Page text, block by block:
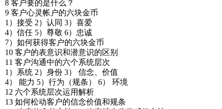
8 客户要的是什么？
9 客户心灵帐户的六块金币
1）接受 2）认同 3）喜爱
4）信任 5）尊敬 6）忠诚
7）如何获得客户的六块金币
10 客户的表意识和潜意识的区别
11 客户沟通中的六个系统层次
1）系统 2）身份 3） 信念、价值
4） 能力 5）行为（规条） 6） 环境
12 六个系统层次运用解析
13 如何松动客户的信念价值和规条